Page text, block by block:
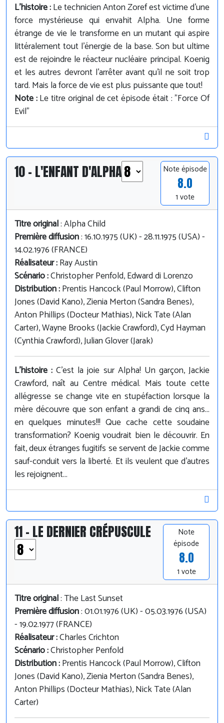
L'histoire :Le technicien Anton Zoref est victime d'une
force mystérieuse qui envahit Alpha. Une forme
étrange de vie le transforme en un mutant qui aspire
littéralement tout l'énergie de la base. Son but ultime
est de rejoindre le réacteur nucléaire principal. Koenig
et les autres devront l'arrêter avant qu'il ne soit trop
tard. Mais la force de vie est plus puissante que tout!
Note :Le titre original de cet épisode était : "Force Of
Evil"
10 - L'ENFANT D'ALPHA Note épisode
8.0
1 vote
Titre original: Alpha Child
Première diffusion: 16.10.1975 (UK) - 28.11.1975 (USA) -
14.02.1976 (FRANCE)
Réalisateur :Ray Austin
Scénario :Christopher Penfold, Edward di Lorenzo
Distribution :Prentis Hancock (Paul Morrow), Clifton
Jones (David Kano), Zienia Merton (Sandra Benes),
Anton Phillips (Docteur Mathias), Nick Tate (Alan
Carter), Wayne Brooks (Jackie Crawford), Cyd Hayman
(Cynthia Crawford), Julian Glover (Jarak)
L'histoire :C'est la joie sur Alpha! Un garçon, Jackie
Crawford, naît au Centre médical. Mais toute cette
allégresse se change vite en stupéfaction lorsque la
mère découvre que son enfant a grandi de cinq ans...
en quelques minutes!!! Que cache cette soudaine
transformation? Koenig voudrait bien le découvrir. En
fait, deux étranges fugitifs se servent de Jackie comme
sauf-conduit vers la liberté. Et ils veulent que d'autres
les rejoignent...
11 - LE DERNIER CRÉPUSCULE
Note
épisode
8.0
1 vote
Titre original: The Last Sunset
Première diffusion: 01.01.1976 (UK) - 05.03.1976 (USA)
- 19.02.1977 (FRANCE)
Réalisateur :Charles Crichton
Scénario :Christopher Penfold
Distribution :Prentis Hancock (Paul Morrow), Clifton
Jones (David Kano), Zienia Merton (Sandra Benes),
Anton Phillips (Docteur Mathias), Nick Tate (Alan
Carter)